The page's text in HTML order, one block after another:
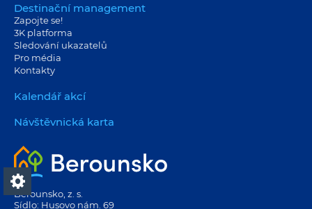
Destinační management
Zapojte se!
3K platforma
Sledování ukazatelů
Pro média
Kontakty
Kalendář akcí
Návštěvnická karta
Berounsko, z. s.
Sídlo: Husovo nám. 69